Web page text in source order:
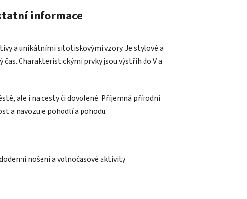
informace
a unikátními sítotiskovými vzory. Je stylové a
Charakteristickými prvky jsou výstřih do V a
ale i na cesty či dovolené. Příjemná přírodní
a navozuje pohodlí a pohodu.
nošení a volnočasové aktivity